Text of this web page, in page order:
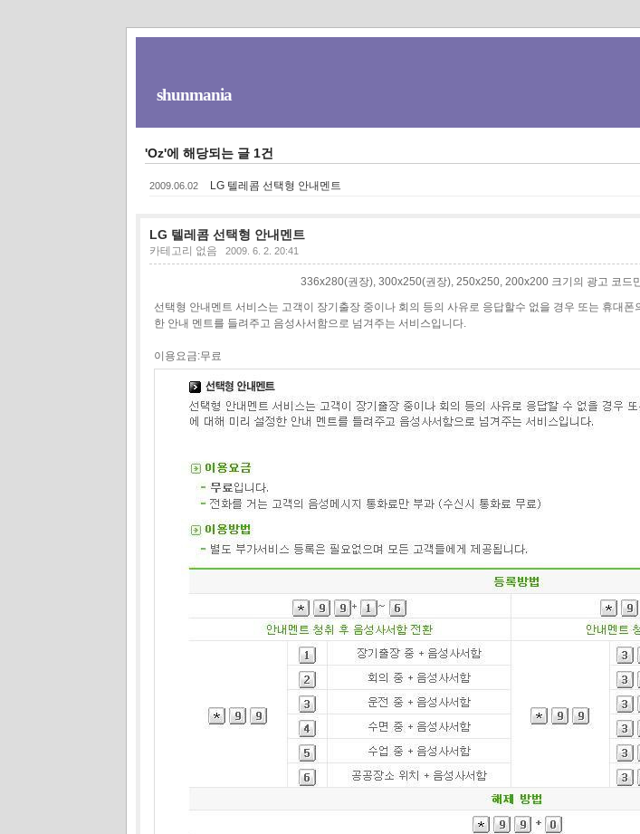
shunmania
'Oz'에 해당되는 글 1건
2009.06.02 LG 텔레콤 선택형 안내멘트
LG 텔레콤 선택형 안내멘트
카테고리 없음 2009. 6. 2. 20:41
336x280(권장), 300x250(권장), 250x250, 200x200 크기의 광고 코드
선택형 안내멘트 서비스는 고객이 장기출장 중이나 회의 등의 사유로 응답할수 없을 경우 또는 휴대
한 안내 멘트를 들려주고 음성사서함으로 넘겨주는 서비스입니다.
이용요금:무료